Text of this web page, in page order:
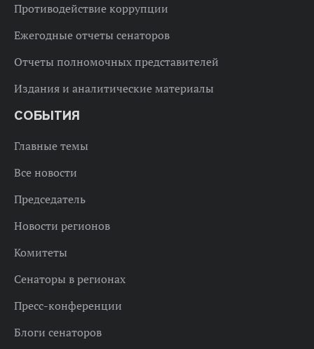
Противодействие коррупции
Ежегодные отчеты сенаторов
Отчеты полномочных представителей
Издания и аналитические материалы
СОБЫТИЯ
Главные темы
Все новости
Председатель
Новости регионов
Комитеты
Сенаторы в регионах
Пресс-конференции
Блоги сенаторов